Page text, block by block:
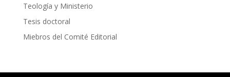
Teología y Ministerio
Tesis doctoral
Miebros del Comité Editorial